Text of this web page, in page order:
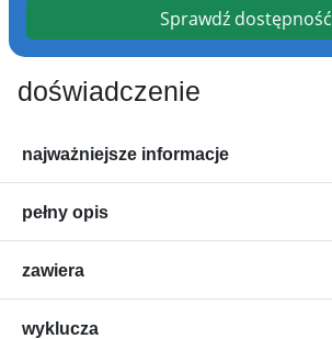
Sprawdź dostępność
doświadczenie
najważniejsze informacje
pełny opis
zawiera
wyklucza